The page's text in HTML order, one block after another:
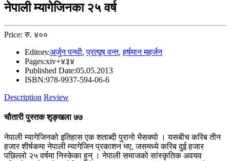
नेपाली म्यागेजिनका २५ वर्ष
Price: रु. ४००
Editors:अर्जुन पन्थी,प्रत्यूष वन्त,हर्षमान महर्जन
Pages:xiv+४३४
Published Date:05.05.2013
ISBN:978-9937-594-06-6
Description Review
चौतारी पुस्तक शृङ्खला ७७
नेपाली म्यागेजिनको इतिहास एक शताब्दी पुरानो भैसक्यो । यसबीच करिब तीन
हजार शीर्षकमा नेपाली म्यागेजिन प्रकाशन भए, जसमध्ये करिब दुई हजार
पछिल्लो २५ वर्षमा निस्केका हुन् । नेपाली समाजको सांस्कृतिक अवयव